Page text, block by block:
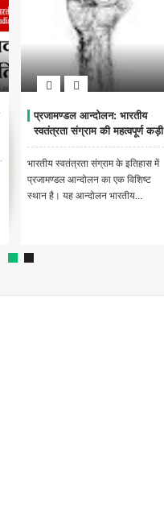
प्रजामण्डल आन्दोलन: भारतीय
स्वतंत्रता संग्राम की महत्वपूर्ण कड़ी
भारतीय स्वतंत्रता संग्राम के इतिहास में
प्रजामण्डल आन्दोलन का एक विशिष्ट
स्थान है। यह आन्दोलन भारतीय...